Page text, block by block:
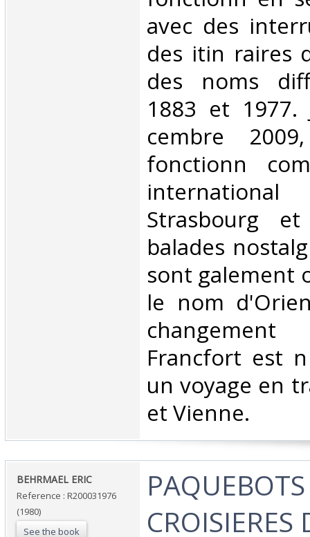
avec des
des itin raires
des noms
1883 et 1977.
cembre
fonctionn
Strasbourg
balades
sont galement
le nom
Francfort est
un voyage en
et Vienne.‎
‎BEHRMAEL ERIC‎
Reference : R200031976
(1980)
See the book
CROISIERES